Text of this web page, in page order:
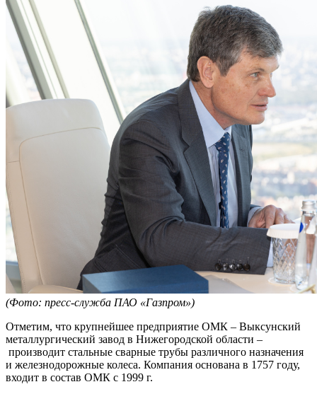
(Фото: пресс-служба ПАО «Газпром»)
Отметим, что крупнейшее предприятие ОМК – Выксунский
металлургический завод в Нижегородской области –
производит стальные сварные трубы различного назначения
и железнодорожные колеса. Компания основана в 1757 году,
входит в состав ОМК с 1999 г.